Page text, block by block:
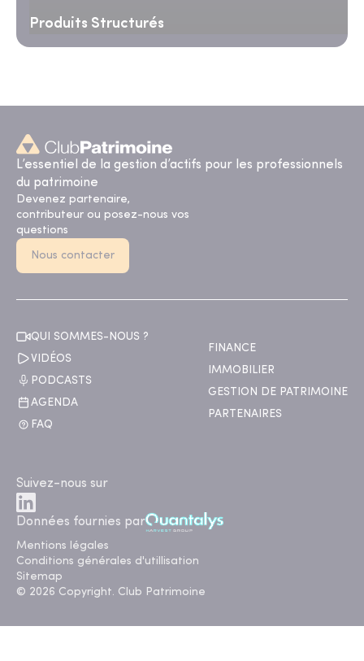
Produits Structurés
L’essentiel de la gestion d’actifs pour les professionnels
du patrimoine
Devenez partenaire,
contributeur ou posez-nous vos
questions
Nous contacter
QUI SOMMES-NOUS ?
VIDÉOS
PODCASTS
AGENDA
FAQ
FINANCE
IMMOBILIER
GESTION DE PATRIMOINE
PARTENAIRES
Suivez-nous sur
Données fournies par
Mentions légales
Conditions générales d'utillisation
Sitemap
© 2026 Copyright. Club Patrimoine